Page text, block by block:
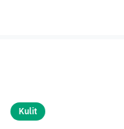
Kulit